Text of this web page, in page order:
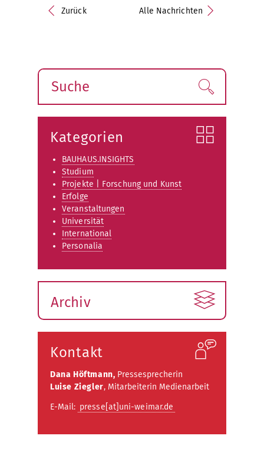
Zurück Alle Nachrichten
Suche Finden!
Kategorien
BAUHAUS.INSIGHTS
Studium
Projekte | Forschung und Kunst
Erfolge
Veranstaltungen
Universität
International
Personalia
Archiv
Kontakt
Dana Höftmann, Pressesprecherin
Luise Ziegler, Mitarbeiterin Medienarbeit
E-Mail: presse[at]uni-weimar.de